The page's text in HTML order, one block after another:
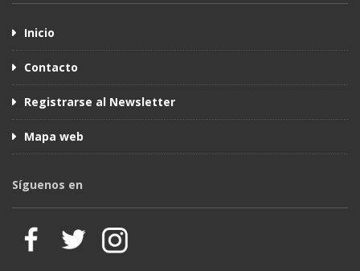
Inicio
Contacto
Registrarse al Newsletter
Mapa web
Síguenos en